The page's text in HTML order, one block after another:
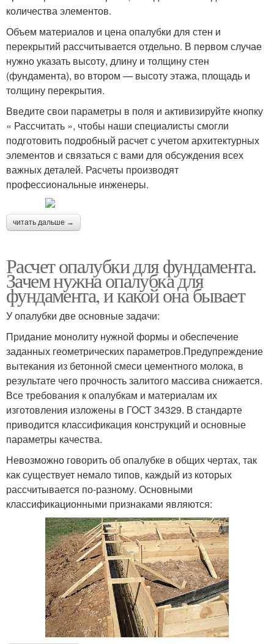
количества элементов.
Объем материалов и цена опалубки для стен и
перекрытий рассчитывается отдельно. В первом случае
нужно указать высоту, длину и толщину стен
(фундамента), во втором — высоту этажа, площадь и
толщину перекрытия.
Введите свои параметры в поля и активизируйте кнопку
« Рассчитать », чтобы наши специалисты смогли
подготовить подробный расчет с учетом архитектурных
элементов и связаться с вами для обсуждения всех
важных деталей. Расчеты производят
профессиональные инженеры.
читать дальше →
Расчет опалубки для фундамента.
Зачем нужна опалубка для
фундамента, и какой она бывает
У опалубки две основные задачи:
Придание монолиту нужной формы и обеспечение
заданных геометрических параметров.Предупреждение
вытекания из бетонной смеси цементного молока, в
результате чего прочность залитого массива снижается.
Все требования к опалубкам и материалам их
изготовления изложены в ГОСТ 34329. В стандарте
приводится классификация конструкций и основные
параметры качества.
Невозможно говорить об опалубке в общих чертах, так
как существует немало типов, каждый из которых
рассчитывается по-разному. Основными
классификационными признаками являются: